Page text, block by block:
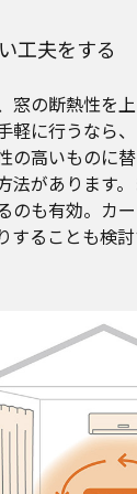
工夫をする
窓の断熱性を
軽に行うなら
の高いものに
法があります
のも有効。カ
することも検